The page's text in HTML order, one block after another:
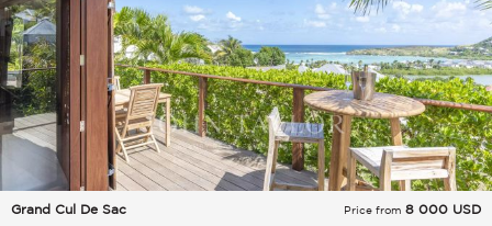
Grand Cul De Sac
Price from 8 000 USD